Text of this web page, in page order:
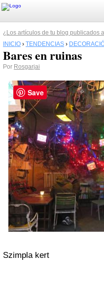
¿Los artículos de tu blog publicados
INICIO › TENDENCIAS ›
Bares en ruinas
Por Rosgarjai
Szimpla kert
Save